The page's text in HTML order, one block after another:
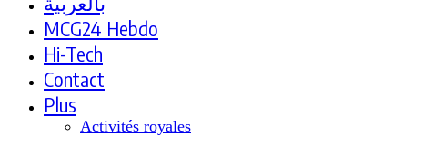
MCG24 Hebdo
Hi-Tech
Contact
Plus
Activités royales